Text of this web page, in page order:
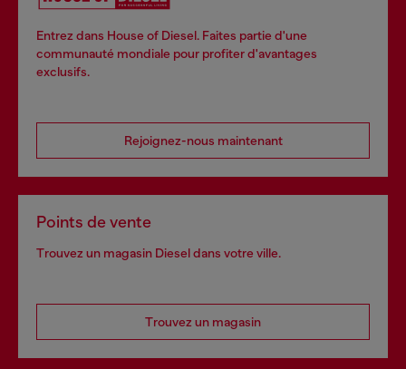
Entrez dans House of Diesel. Faites partie d'une
communauté mondiale pour profiter d'avantages
exclusifs.
Rejoignez-nous maintenant
Points de vente
Trouvez un magasin Diesel dans votre ville.
Trouvez un magasin